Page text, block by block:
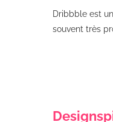
Dribbble est
souvent très